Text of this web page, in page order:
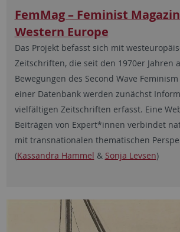
FemMag – Feminist
Western Europe
Das Projekt befasst sich mit
Zeitschriften, die seit den 1970er Jahren
Bewegungen des Second Wave
einer Datenbank werden zunächst
vielfältigen Zeitschriften erfasst. Eine
Beiträgen von Expert*innen verbindet
mit transnationalen thematischen
(Kassandra Hammel & Sonja Levsen)